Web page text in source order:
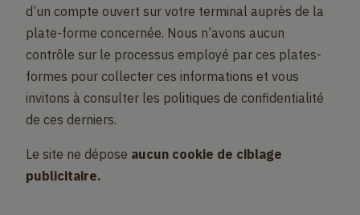
d’un compte ouvert sur votre terminal auprès de la
plate-forme concernée. Nous n’avons aucun
contrôle sur le processus employé par ces plates-
formes pour collecter ces informations et vous
invitons à consulter les politiques de confidentialité
de ces derniers.
Le site ne dépose aucun cookie de ciblage
publicitaire.